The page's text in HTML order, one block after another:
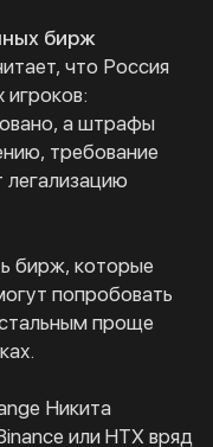
бирж
что Россия
игроков:
а штрафы
требование
бирж, которые
попробовать
проще
Никита
или HTX вряд